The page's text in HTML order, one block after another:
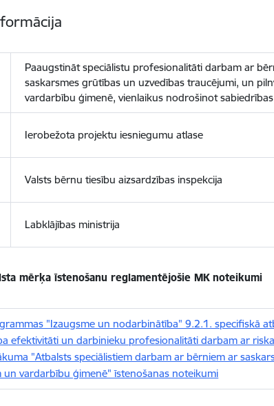
Paaugstināt speciālistu profesionalitāti darbam ar
saskarsmes grūtības un uzvedības traucējumi, un
vardarbību ģimenē, vienlaikus nodrošinot
Ierobežota projektu iesniegumu atlase
Valsts bērnu tiesību aizsardzības inspekcija
Labklājības ministrija
mērķa īstenošanu reglamentējošie MK noteikumi
"Izaugsme un nodarbinātība" 9.2.1. specifiskā
efektivitāti un darbinieku profesionalitāti darbam ar
"Atbalsts speciālistiem darbam ar bērniem ar
un vardarbību ģimenē" īstenošanas noteikumi